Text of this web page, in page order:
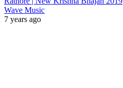
Wave Music
7 years ago